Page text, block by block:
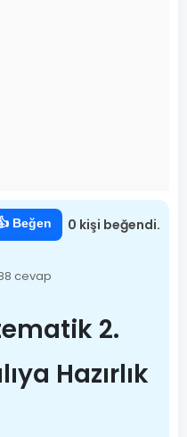
Beğen 0 kişi beğendi.
cevap
2.
Hazırlık